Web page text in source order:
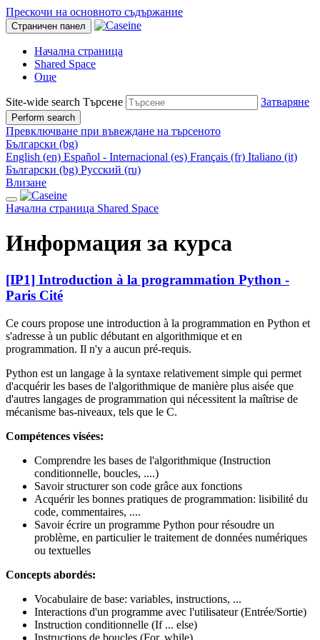
Прескочи на основното съдържание
Страничен панел
Начална страница
Shared Space
Още
Site-wide search Търсене Затваряне
Perform search
Превключване при въвеждане на търсеното
Български ‎(bg)‎
English ‎(en)‎ Español - Internacional ‎(es)‎ Français ‎(fr)‎ Italiano ‎(it)‎
Български ‎(bg)‎ Русский ‎(ru)‎
Влизане
Начална страница Shared Space
Информация за курса
[IP1] Introduction à la programmation Python -
Paris Cité
Ce cours propose une introduction à la programmation en Python et
s'adresse à un public débutant en algorithmique et en
programmation. Il n'y a aucun pré-requis.
Python est un langage à la syntaxe relativement simple qui permet
d'acquérir les bases de l'algorithmique de manière plus aisée que
d'autres langages de programmation qui nécessitent la maîtrise de
mécanisme bas-niveaux, tels que le C.
Compétences visées:
Comprendre les bases de l'algorithmique (Instruction
conditionnelle, boucles, ....)
Savoir structurer son code grâce aux fonctions
Acquérir les bonnes pratiques de programmation: lisibilité du
code, commentaires, ....
Savoir écrire un programme Python pour résoudre un
problème, en particulier le traitement de données numériques
ou textuelles
Concepts abordés:
Vocabulaire de base: variables, instructions, ...
Interactions d'un programme avec l'utilisateur (Entrée/Sortie)
Instruction conditionnelle (If ... else)
Instructions de boucles (For, while)